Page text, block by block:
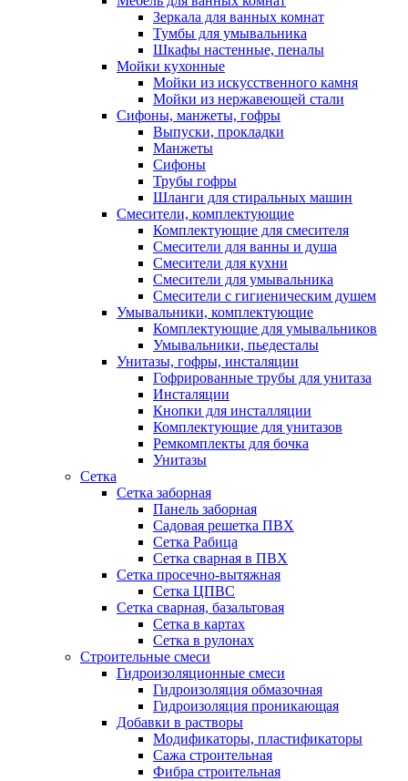
Зеркала для ванных комнат
Тумбы для умывальника
Шкафы настенные, пеналы
Мойки кухонные
Мойки из искусственного камня
Мойки из нержавеющей стали
Сифоны, манжеты, гофры
Выпуски, прокладки
Манжеты
Сифоны
Трубы гофры
Шланги для стиральных машин
Смесители, комплектующие
Комплектующие для смесителя
Смесители для ванны и душа
Смесители для кухни
Смесители для умывальника
Смесители с гигиеническим душем
Умывальники, комплектующие
Комплектующие для умывальников
Умывальники, пьедесталы
Унитазы, гофры, инсталяции
Гофрированные трубы для унитаза
Инсталяции
Кнопки для инсталляции
Комплектующие для унитазов
Ремкомплекты для бочка
Унитазы
Сетка
Сетка заборная
Панель заборная
Садовая решетка ПВХ
Сетка Рабица
Сетка сварная в ПВХ
Сетка просечно-вытяжная
Сетка ЦПВС
Сетка сварная, базальтовая
Сетка в картах
Сетка в рулонах
Строительные смеси
Гидроизоляционные смеси
Гидроизоляция обмазочная
Гидроизоляция проникающая
Добавки в растворы
Модификаторы, пластификаторы
Сажа строительная
Фибра строительная